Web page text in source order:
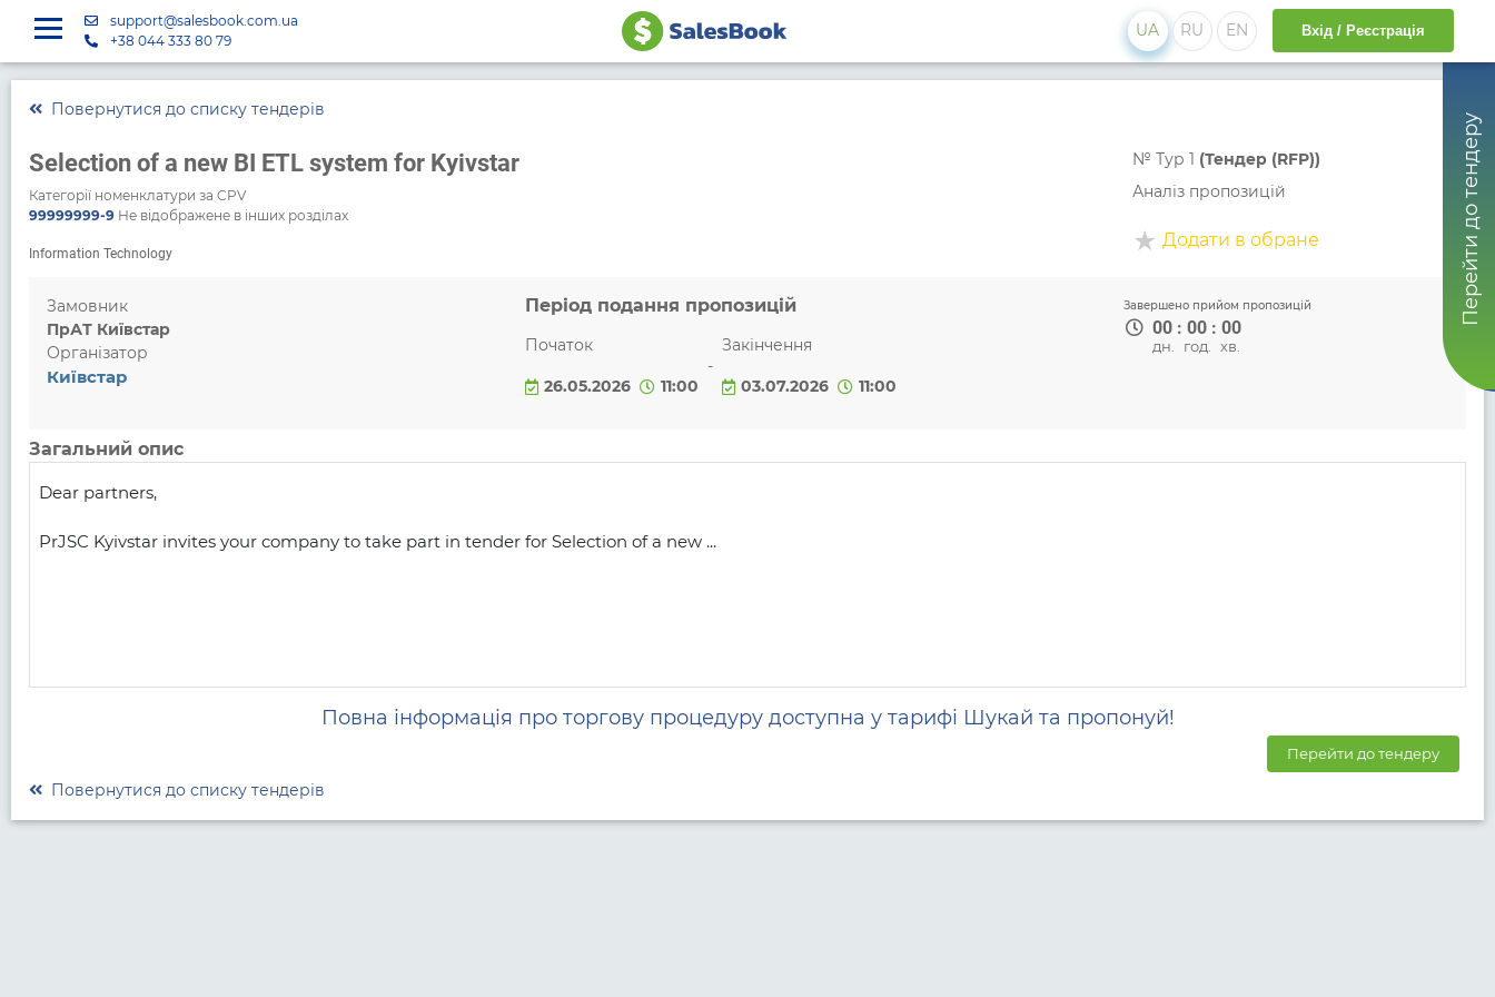
support@salesbook.com.ua
+38 044 333 80 79
UA RU EN Вхід / Реєстрація
Перейти до тендеру
Повернутися до списку тендерів
Selection of a new BI ETL system for Kyivstar
Категорії номенклатури за CPV
99999999-9 Не відображене в інших розділах
Information Technology
№ Тур 1 (Тендер (RFP))
Аналіз пропозицій
Додати в обране
Замовник
ПрАТ Київстар
Організатор
Київстар
Період подання пропозицій
Початок
26.05.2026 11:00
-
Закінчення
03.07.2026 11:00
Завершено прийом пропозицій
00 : 00 : 00
дн. год. хв.
Загальний опис
Dear partners,
PrJSC Kyivstar invites your company to take part in tender for Selection of a new ...
Повна інформація про торгову процедуру доступна у тарифі Шукай та пропонуй!
Перейти до тендеру
Повернутися до списку тендерів